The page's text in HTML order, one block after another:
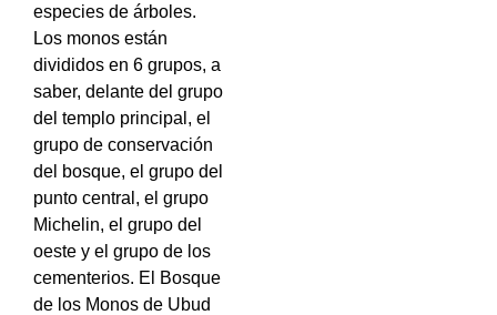
especies de árboles.
Los monos están
divididos en 6 grupos, a
saber, delante del grupo
del templo principal, el
grupo de conservación
del bosque, el grupo del
punto central, el grupo
Michelin, el grupo del
oeste y el grupo de los
cementerios. El Bosque
de los Monos de Ubud